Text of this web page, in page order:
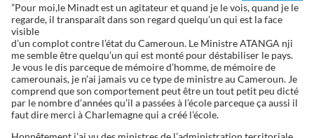
”Pour moi,le Minadt est un agitateur et quand je le vois, quand je le
regarde, il transparaît dans son regard quelqu’un qui est la face
visible
d’un complot contre l’état du Cameroun. Le Ministre ATANGA nji
me semble être quelqu’un qui est monté pour déstabiliser le pays.
Je vous le dis parceque de mémoire d’homme, de mémoire de
camerounais, je n’ai jamais vu ce type de ministre au Cameroun. Je
comprend que son comportement peut être un tout petit peu dicté
par le nombre d’années qu’il a passées à l’école parceque ça aussi il
faut dire merci à Charlemagne qui a créé l’école.